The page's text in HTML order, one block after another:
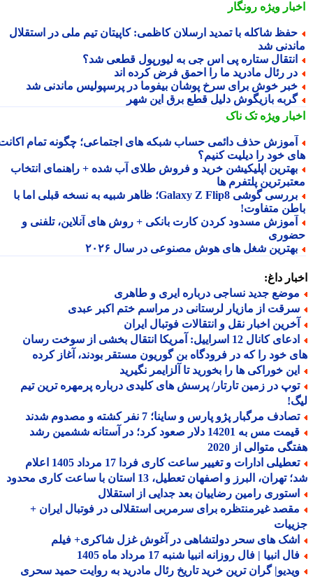
ویژهرونگار
شاکله با تمدید ارسلان کاظمی: کاپیتان تیم ملی در استقلال
شد
ستاره پی اس جی به لیورپول قطعی شد؟
رئال مادرید ما را احمق فرض کرده اند
خوش برای سرخ پوشان بیفوما در پرسپولیس ماندنی شد
بازیگوش دلیل قطع برق این شهر
ویژهتک ناک
حذف دائمی حساب شبکه های اجتماعی؛ چگونه تمام اکانت
خود را دیلیت کنیم؟
اپلیکیشن خرید و فروش طلای آب شده + راهنمای انتخاب
پلتفرم ها
بررسی گوشی Galaxy Z Flip8؛ ظاهر شبیه به نسخه قبلی اما با
متفاوت!
مسدود کردن کارت بانکی + روش های آنلاین، تلفنی و
شغل های هوش مصنوعی در سال ۲۰۲۶
داغ:
جدید نساجی درباره ایری و طاهری
از مازیار لرستانی در مراسم ختم اکبر عبدی
اخبار نقل و انتقالات فوتبال ایران
ادعای کانال 12 اسراییل: آمریکا انتقال بخشی از سوخت رسان
خود را که در فرودگاه بن گوریون مستقر بودند، آغاز کرده
خوراکی ها را بخورید تا آلزایمر نگیرید
در زمین تارتار/ پرسش های کلیدی درباره پرمهره ترین تیم
مرگبار پژو پارس و ساینا؛ 7 نفر کشته و مصدوم شدند
قیمت مس به 14201 دلار صعود کرد؛ در آستانه ششمین رشد
متوالی از 2020
تعطیلی ادارات و تغییر ساعت کاری فردا 17 مرداد 1405 اعلام
البرز و اصفهان تعطیل، 13 استان با ساعت کاری محدود
رامین رضاییان بعد جدایی از استقلال
غیرمنتظره برای سرمربی استقلالی در فوتبال ایران +
های سحر دولتشاهی در آغوش غزل شاکری+ فیلم
انبیا | فال روزانه انبیا شنبه 17 مرداد ماه 1405
گران ترین خرید تاریخ رئال مادرید به روایت حمید سحری